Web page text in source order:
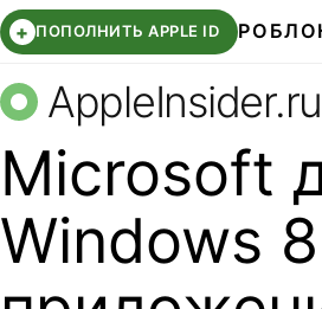
+ ПОПОЛНИТЬ APPLE ID
AppleInsider.ru
Microsoft
Windows